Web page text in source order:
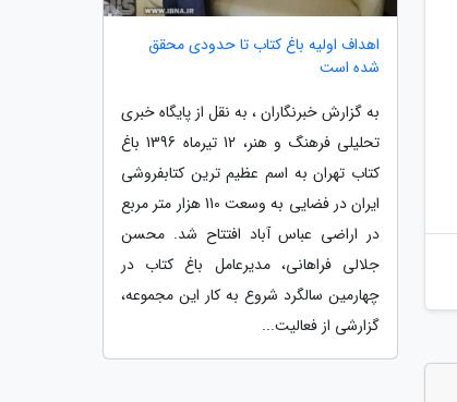
اهداف اولیه باغ کتاب تا حدودی محقق
شده است
به گزارش خبرنگاران ، به نقل از پایگاه خبری
تحلیلی فرهنگ و هنر، 12 تیرماه 1396 باغ
کتاب تهران به اسم عظیم ترین کتابفروشی
ایران در فضایی به وسعت 110 هزار متر مربع
در اراضی عباس آباد افتتاح شد. محسن
جلالی فراهانی، مدیرعامل باغ کتاب در
چهارمین سالگرد شروع به کار این مجموعه،
گزارشی از فعالیت...